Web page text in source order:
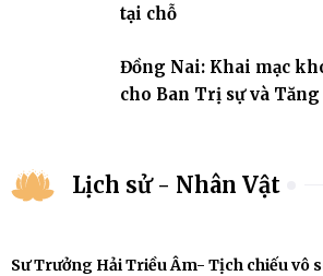
tại chỗ
Đồng Nai: Khai mạc
cho Ban Trị sự và
Lịch sử - Nhân Vật
Sư Trưởng Hải Triều Âm- Tịch chiếu vô